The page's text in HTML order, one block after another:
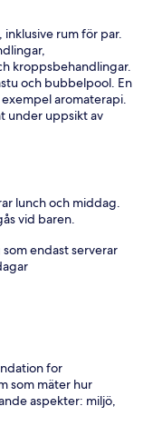
inklusive rum för par.
kroppsbehandlingar.
och bubbelpool. En
aromaterapi.
under uppsikt av
lunch och middag.
vid baren.
endast serverar
for
som mäter hur
aspekter: miljö,